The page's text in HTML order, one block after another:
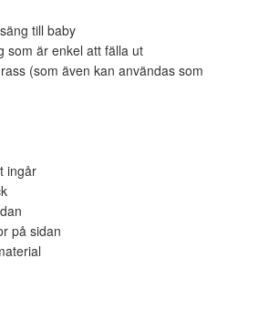
till baby
som är enkel att fälla ut
(som även kan användas som
ingår
på sidan